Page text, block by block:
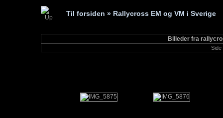
Til forsiden » Rallycross EM og VM i Sverige
Billeder fra
Side